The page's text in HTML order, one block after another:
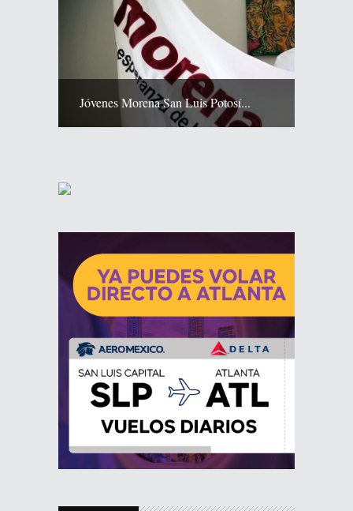
Jóvenes Morena San Luis Potosí...